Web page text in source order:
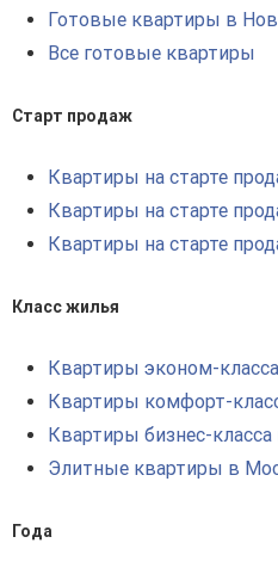
Готовые квартиры в
Все готовые квартиры
Старт продаж
Квартиры на старте
Квартиры на старте
Квартиры на старте
Класс жилья
Квартиры эконом-
Квартиры комфорт-
Квартиры бизнес-
Элитные квартиры в
Года